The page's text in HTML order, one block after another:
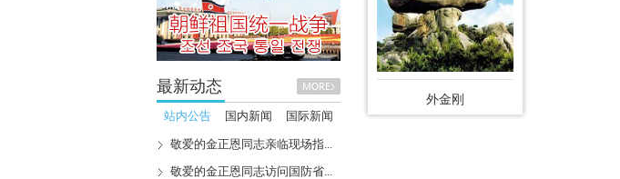
最新动态
站内公告 国内新闻 国际新闻
敬爱的金正恩同志亲临现场指...
敬爱的金正恩同志访问国防省...
外金刚